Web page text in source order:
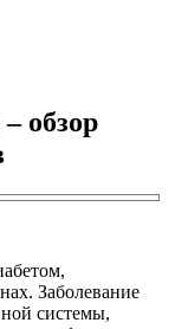
обзор
Заболевание
системы,